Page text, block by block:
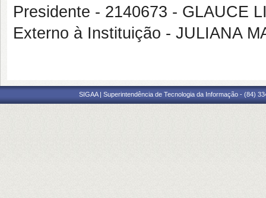
Presidente - 2140673 - GLAUCE
Externo à Instituição - JULIANA
SIGAA | Superintendência de Tecnologia da Informação - (84)